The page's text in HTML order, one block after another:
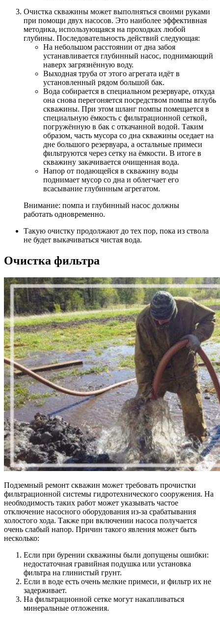
Очистка скважины может выполняться своими руками
при помощи двух насосов. Это наиболее эффективная
методика, использующаяся на проходках любой
глубины. Последовательность действий следующая:
На небольшом расстоянии от дна забоя
устанавливается глубинный насос, поднимающий
наверх загрязнённую воду.
Выходная труба от этого агрегата идёт в
установленный рядом большой бак.
Вода собирается в специальном резервуаре, откуда
она снова перегоняется посредством помпы вглубь
скважины. При этом шланг помпы помещается в
специальную ёмкость с фильтрационной сеткой,
погружённую в бак с откачанной водой. Таким
образом, часть мусора со дна скважины оседает на
дне большого резервуара, а остальные примеси
фильтруются через сетку на ёмкости. В итоге в
скважину закачивается очищенная вода.
Напор от подающейся в скважину воды
поднимает мусор со дна и облегчает его
всасывание глубинным агрегатом.
Внимание: помпа и глубинный насос должны
работать одновременно.
Такую очистку продолжают до тех пор, пока из ствола
не будет выкачиваться чистая вода.
Очистка фильтра
Подземный ремонт скважин может требовать прочистки
фильтрационной системы гидротехнического сооружения. На
необходимость таких работ может указывать частое
отключение насосного оборудования из-за срабатывания
холостого хода. Также при включении насоса получается
очень слабый напор. Причин такого явления может быть
несколько:
Если при бурении скважины были допущены ошибки:
недостаточная гравийная подушка или установка
фильтра на глинистый грунт.
Если в воде есть очень мелкие примеси, и фильтр их не
задерживает.
На фильтрационной сетке могут накапливаться
минеральные отложения.